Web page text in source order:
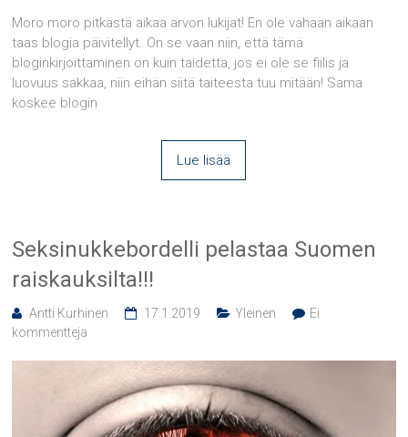
Moro moro pitkästä aikaa arvon lukijat! En ole vähään aikaan
taas blogia päivitellyt. On se vaan niin, että tämä
bloginkirjoittaminen on kuin taidetta, jos ei ole se fiilis ja
luovuus sakkaa, niin eihän siitä taiteesta tuu mitään! Sama
koskee blogin
Lue lisää
Seksinukkebordelli pelastaa Suomen
raiskauksilta!!!
Antti Kurhinen 17.1.2019 Yleinen
Ei
kommentteja